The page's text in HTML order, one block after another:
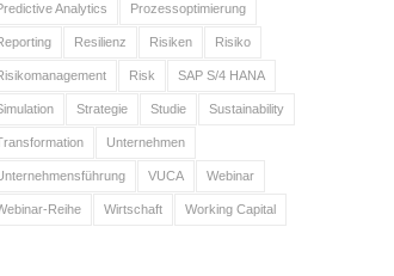
Analytics Prozessoptimierung
Resilienz Risiken Risiko
Risk SAP S/4 HANA
Strategie Studie Sustainability
Unternehmen
VUCA Webinar
Reihe Wirtschaft Working Capital